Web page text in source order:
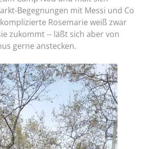
Begegnungen mit Messi und Co
Rosemarie weiß zwar
zukommt -- läßt sich aber von
gerne anstecken.